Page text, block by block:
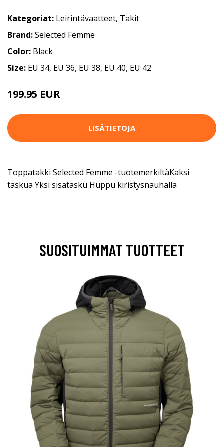
Kategoriat: Leirintävaatteet, Takit
Brand:Selected Femme
Color: Black
Size: EU 34, EU 36, EU 38, EU 40, EU 42
199.95 EUR
LISÄTIETOJA
Toppatakki Selected Femme -tuotemerkiltäKaksi
taskua Yksi sisätasku Huppu kiristysnauhalla
SUOSITUIMMAT TUOTTEET